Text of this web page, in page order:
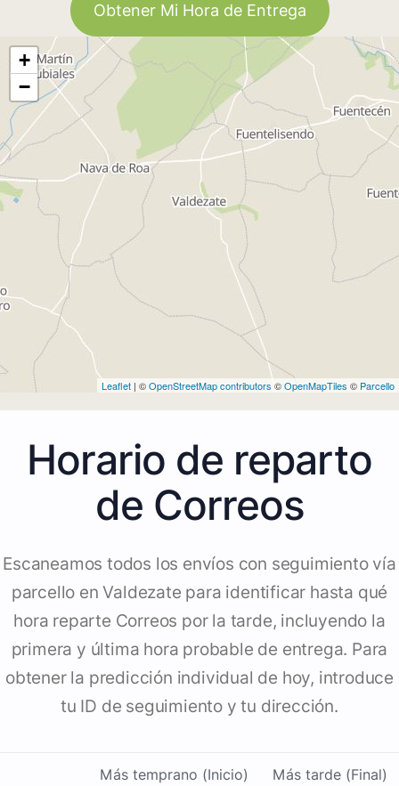
Obtener Mi Hora de Entrega
+
−
Leaflet | ©OpenStreetMap contributors ©OpenMapTiles © Parcello
Horario de reparto
de Correos
Escaneamos todos los envíos con seguimiento vía
parcello en Valdezate para identificar hasta qué
hora reparte Correos por la tarde, incluyendo la
primera y última hora probable de entrega. Para
obtener la predicción individual de hoy, introduce
tu ID de seguimiento y tu dirección.
Más temprano (Inicio) Más tarde (Final)